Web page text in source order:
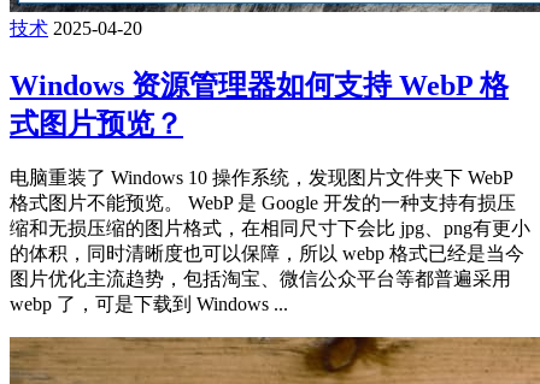
技术 2025-04-20
Windows 资源管理器如何支持 WebP 格
式图片预览？
电脑重装了 Windows 10 操作系统，发现图片文件夹下 WebP
格式图片不能预览。 WebP 是 Google 开发的一种支持有损压
缩和无损压缩的图片格式，在相同尺寸下会比 jpg、png有更小
的体积，同时清晰度也可以保障，所以 webp 格式已经是当今
图片优化主流趋势，包括淘宝、微信公众平台等都普遍采用
webp 了，可是下载到 Windows ...